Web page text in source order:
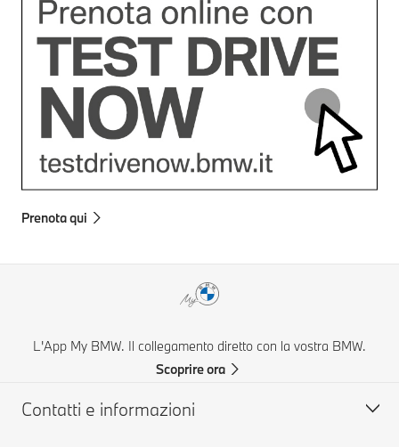
Prenota qui
L'App My BMW. Il collegamento diretto con la vostra BMW.
Scoprire ora
Contatti e informazioni